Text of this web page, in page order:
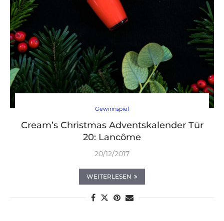
Gewinnspiel
Cream’s Christmas Adventskalender Tür
20: Lancôme
20/12/2017
WEITERLESEN